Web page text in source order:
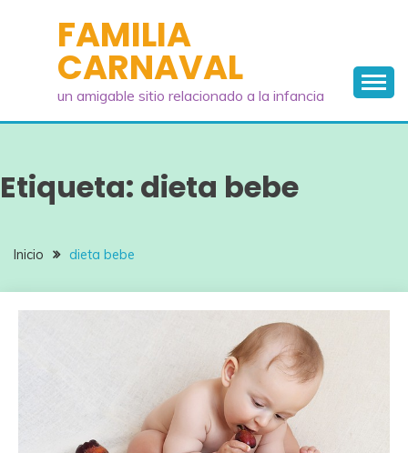
contenidoFAMILIA
CARNAVAL
un amigable sitio relacionado a la infancia
Etiqueta: dieta bebe
Inicio dieta bebe